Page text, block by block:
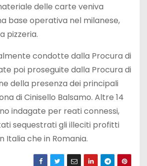
delle carte veniva
base operativa nel milanese,
pizzeria.
condotte dalla Procura di
poi proseguite dalla Procura di
della presenza dei principali
di Cinisello Balsamo. Altre 14
indagate per reati connessi,
sequestrati gli illeciti profitti
Italia che in Romania.